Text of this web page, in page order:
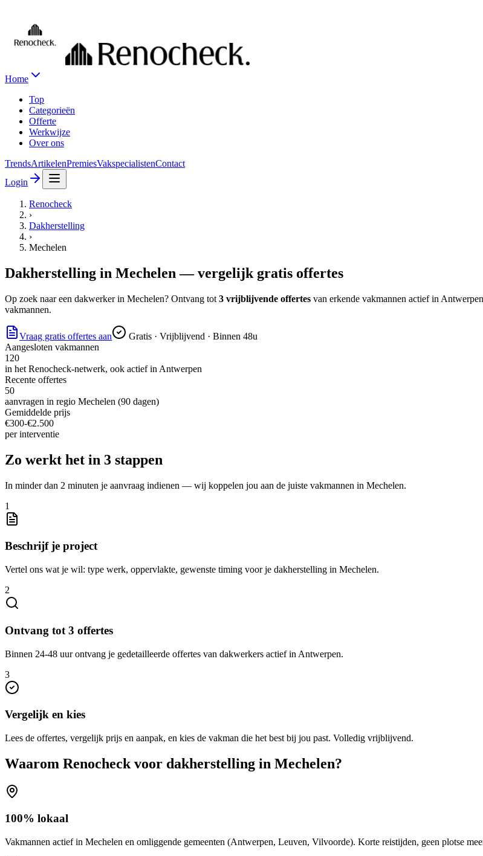
Home
Top
Categorieën
Offerte
Werkwijze
Over ons
TrendsArtikelenPremiesVakspecialistenContact
Login
Renocheck
›
Dakherstelling
›
Mechelen
Dakherstelling in Mechelen — vergelijk gratis offertes
Op zoek naareen dakwerkerin Mechelen? Ontvang tot 3 vrijblijvende offertes van erkende vakmannen actief in Antwerpen
vakmannen.
Vraag gratis offertes aan
Gratis · Vrijblijvend · Binnen 48u
Aangesloten vakmannen
120
in het Renocheck-netwerk, ook actief in Antwerpen
Recente offertes
50
aanvragen in regio Mechelen (90 dagen)
Gemiddelde prijs
€300-€2.500
perinterventie
Zo werkt het in 3 stappen
In minder dan 2 minuten je aanvraag indienen — wij koppelen jou aan de juiste vakmannen in Mechelen.
1
Beschrijf je project
Vertel ons wat je wil: type werk, oppervlakte, gewenste timing voor je dakherstelling in Mechelen.
2
Ontvang tot 3 offertes
Binnen 24-48 uur ontvang je gedetailleerde offertes van dakwerkers actief in Antwerpen.
3
Vergelijk en kies
Lees de offertes, vergelijk prijs en aanpak, en kies de vakman die het best bij jou past. Volledig vrijblijvend.
Waarom Renocheck voor dakherstelling in Mechelen?
100% lokaal
Vakmannen actief in Mechelen en omliggende gemeenten (Antwerpen, Leuven, Vilvoorde). Korte reistijden, geen plotse